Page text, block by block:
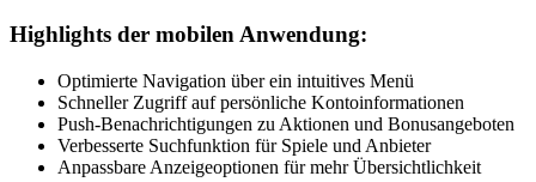
Highlights der mobilen Anwendung:
Optimierte Navigation über ein intuitives Menü
Schneller Zugriff auf persönliche Kontoinformationen
Push-Benachrichtigungen zu Aktionen und Bonusangeboten
Verbesserte Suchfunktion für Spiele und Anbieter
Anpassbare Anzeigeoptionen für mehr Übersichtlichkeit